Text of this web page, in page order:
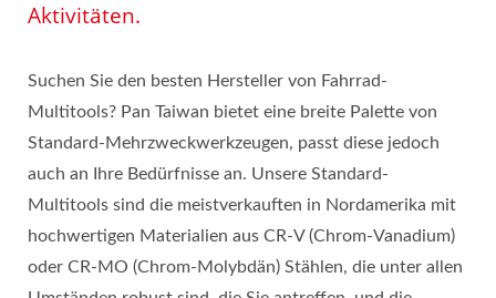
Aktivitäten.
Suchen Sie den besten Hersteller von Fahrrad-
Multitools? Pan Taiwan bietet eine breite Palette von
Standard-Mehrzweckwerkzeugen, passt diese jedoch
auch an Ihre Bedürfnisse an. Unsere Standard-
Multitools sind die meistverkauften in Nordamerika mit
hochwertigen Materialien aus CR-V (Chrom-Vanadium)
oder CR-MO (Chrom-Molybdän) Stählen, die unter allen